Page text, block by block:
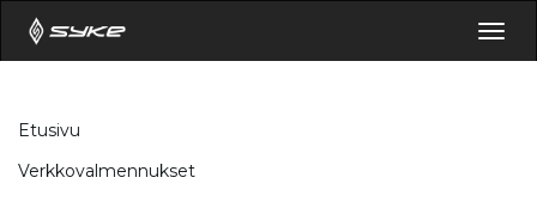
Etusivu
Verkkovalmennukset